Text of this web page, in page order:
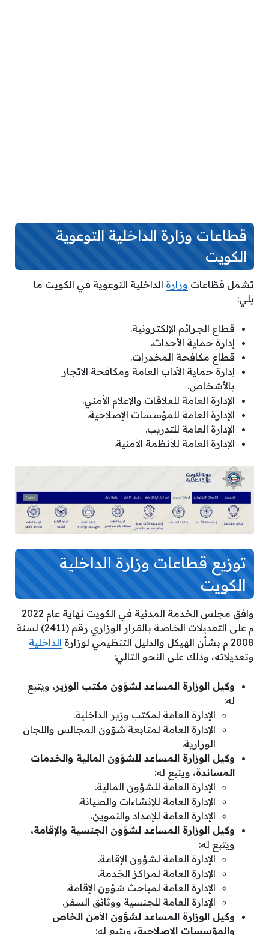
قطاعات وزارة الداخلية التوعوية
الكويت
تشمل قطّاعات وزارة الداخلية التوعوية في الكويت ما
يلي:
قطاع الجرائم الإلكترونية.
إدارة حماية الأحداث.
قطاع مكافحة المخدرات.
إدارة حماية الآداب العامة ومكافحة الاتجار
بالأشخاص.
الإدارة العامة للعلاقات والإعلام الأمني.
الإدارة العامة للمؤسسات الإصلاحية.
الإدارة العامة للتدريب.
الإدارة العامة للأنظمة الأمنية.
توزيع قطاعات وزارة الداخلية
الكويت
وافق مجلس الخدمة المدنية في الكويت نهاية عام 2022
م على التعديلات الخاصة بالقرار الوزاري رقم (2411) لسنة
2008 م بشأن الهيكل والدليل التنظيمي لوزارة
الداخلية
وتعديلاته، وذلك على النحو التالي:
وكيل الوزارة المساعد لشؤون مكتب الوزير، ويتبع
له:
الإدارة العامة لمكتب وزير الداخلية.
الإدارة العامة لمتابعة شؤون المجالس واللجان
الوزارية.
وكيل الوزارة المساعد للشؤون المالية والخدمات
المساندة، ويتبع له:
الإدارة العامة للشؤون المالية.
الإدارة العامة للإنشاءات والصيانة.
الإدارة العامة للإمداد والتموين.
وكيل الوزارة المساعد لشؤون الجنسية والإقامة،
ويتبع له:
الإدارة العامة لشؤون الإقامة.
الإدارة العامة لمراكز الخدمة.
الإدارة العامة لمباحث شؤون الإقامة.
الإدارة العامة للجنسية ووثائق السفر.
وكيل الوزارة المساعد لشؤون الأمن الخاص
والمؤسسات الإصلاحية، ويتبع له: